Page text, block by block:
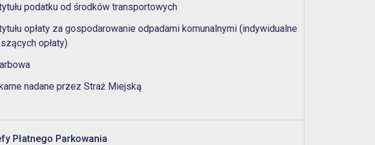
podatku od środków transportowych
opłaty za gospodarowanie odpadami komunalnymi (indywidualne
opłaty)
nadane przez Straż Miejską
Płatnego Parkowania